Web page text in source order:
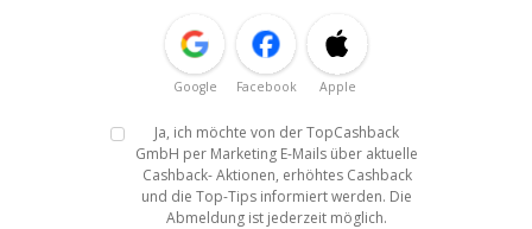
Google Facebook Apple
Ja, ich möchte von der TopCashback
GmbH per Marketing E-Mails über aktuelle
Cashback- Aktionen, erhöhtes Cashback
und die Top-Tips informiert werden. Die
Abmeldung ist jederzeit möglich.